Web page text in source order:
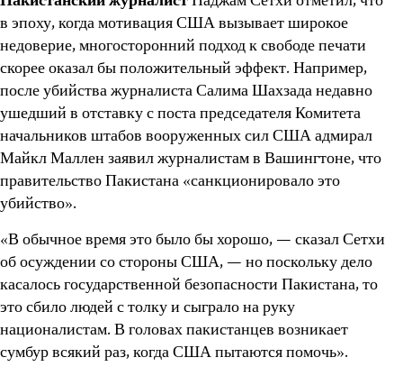
в эпоху, когда мотивация США вызывает широкое
недоверие, многосторонний подход к свободе печати
скорее оказал бы положительный эффект. Например,
после убийства журналиста Салима Шахзада недавно
ушедший в отставку с поста председателя Комитета
начальников штабов вооруженных сил США адмирал
Майкл Маллен заявил журналистам в Вашингтоне, что
правительство Пакистана «санкционировало это
убийство».
«В обычное время это было бы хорошо, — сказал Сетхи
об осуждении со стороны США, — но поскольку дело
касалось государственной безопасности Пакистана, то
это сбило людей с толку и сыграло на руку
националистам. В головах пакистанцев возникает
сумбур всякий раз, когда США пытаются помочь».